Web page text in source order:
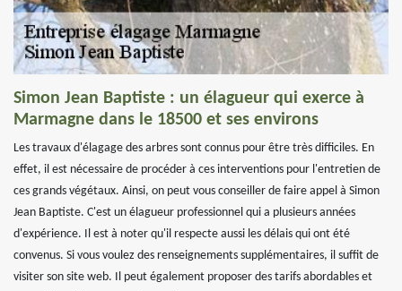
Simon Jean Baptiste : un élagueur qui exerce à
Marmagne dans le 18500 et ses environs
Les travaux d'élagage des arbres sont connus pour être très difficiles. En
effet, il est nécessaire de procéder à ces interventions pour l'entretien de
ces grands végétaux. Ainsi, on peut vous conseiller de faire appel à Simon
Jean Baptiste. C'est un élagueur professionnel qui a plusieurs années
d'expérience. Il est à noter qu'il respecte aussi les délais qui ont été
convenus. Si vous voulez des renseignements supplémentaires, il suffit de
visiter son site web. Il peut également proposer des tarifs abordables et